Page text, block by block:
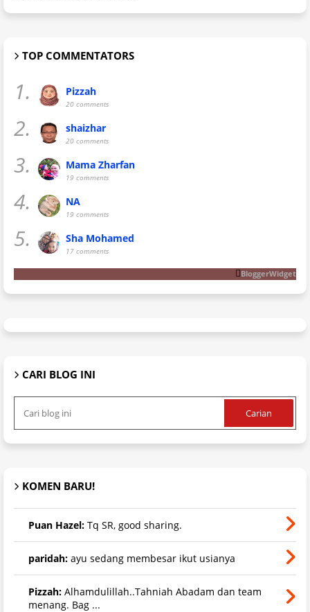
TOP COMMENTATORS
1. Pizzah
20 comments
2. shaizhar
20 comments
3. Mama Zharfan
19 comments
4. NA
19 comments
5. Sha Mohamed
17 comments
BloggerWidget
CARI BLOG INI
KOMEN BARU!
Puan Hazel: Tq SR, good sharing.
paridah: ayu sedang membesar ikut usianya
Pizzah: Alhamdulillah..Tahniah Abadam dan team
menang. Bag ...